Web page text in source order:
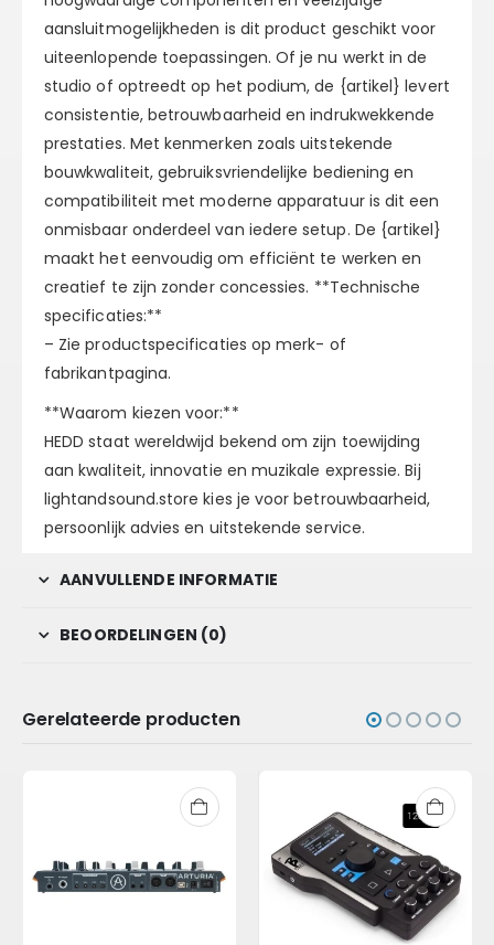
aansluitmogelijkheden is dit product geschikt voor
uiteenlopende toepassingen. Of je nu werkt in de
studio of optreedt op het podium, de {artikel} levert
consistentie, betrouwbaarheid en indrukwekkende
prestaties. Met kenmerken zoals uitstekende
bouwkwaliteit, gebruiksvriendelijke bediening en
compatibiliteit met moderne apparatuur is dit een
onmisbaar onderdeel van iedere setup. De {artikel}
maakt het eenvoudig om efficiënt te werken en
creatief te zijn zonder concessies. **Technische
specificaties:**
– Zie productspecificaties op merk- of
fabrikantpagina.
**Waarom kiezen voor:**
HEDD staat wereldwijd bekend om zijn toewijding
aan kwaliteit, innovatie en muzikale expressie. Bij
lightandsound.store kies je voor betrouwbaarheid,
persoonlijk advies en uitstekende service.
AANVULLENDE INFORMATIE
BEOORDELINGEN (0)
Gerelateerde producten